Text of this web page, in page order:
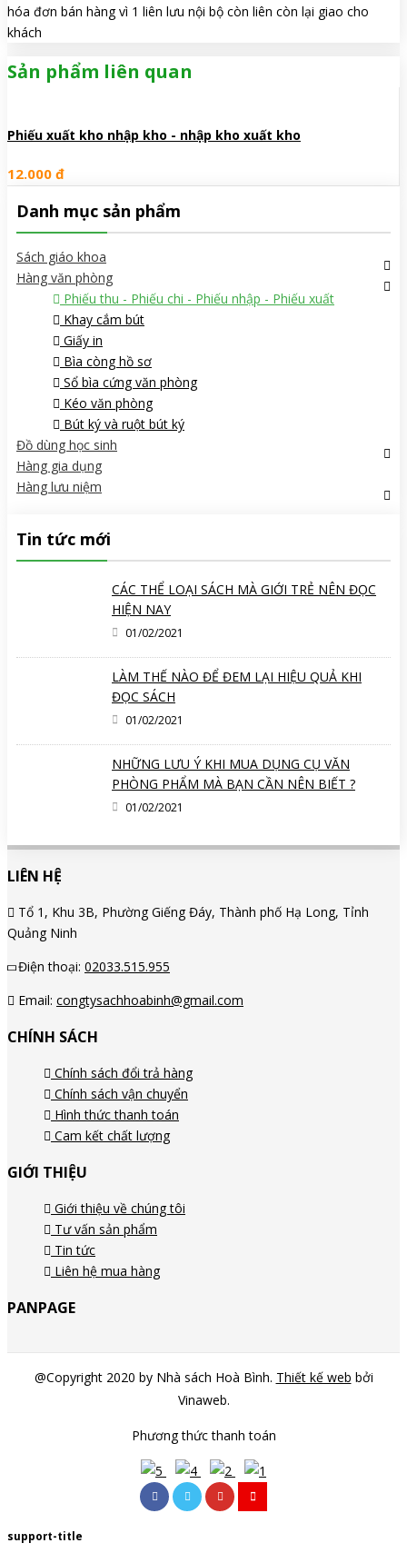
hóa đơn bán hàng vì 1 liên lưu nội bộ còn liên còn lại giao cho
khách
Sản phẩm liên quan
Phiếu xuất kho nhập kho - nhập kho xuất kho
12.000 đ
Danh mục sản phẩm
Sách giáo khoa
Hàng văn phòng
Phiếu thu - Phiếu chi - Phiếu nhập - Phiếu xuất
Khay cắm bút
Giấy in
Bìa còng hồ sơ
Sổ bìa cứng văn phòng
Kéo văn phòng
Bút ký và ruột bút ký
Đồ dùng học sinh
Hàng gia dụng
Hàng lưu niệm
Tin tức mới
CÁC THỂ LOẠI SÁCH MÀ GIỚI TRẺ NÊN ĐỌC
HIỆN NAY
01/02/2021
LÀM THẾ NÀO ĐỂ ĐEM LẠI HIỆU QUẢ KHI
ĐỌC SÁCH
01/02/2021
NHỮNG LƯU Ý KHI MUA DỤNG CỤ VĂN
PHÒNG PHẨM MÀ BẠN CẦN NÊN BIẾT ?
01/02/2021
LIÊN HỆ
Tổ 1, Khu 3B, Phường Giếng Đáy, Thành phố Hạ Long, Tỉnh
Quảng Ninh
Điện thoại: 02033.515.955
Email: congtysachhoabinh@gmail.com
CHÍNH SÁCH
Chính sách đổi trả hàng
Chính sách vận chuyển
Hình thức thanh toán
Cam kết chất lượng
GIỚI THIỆU
Giới thiệu về chúng tôi
Tư vấn sản phẩm
Tin tức
Liên hệ mua hàng
PANPAGE
@Copyright 2020 by Nhà sách Hoà Bình. Thiết kế web bởi
Vinaweb.
Phương thức thanh toán
support-title